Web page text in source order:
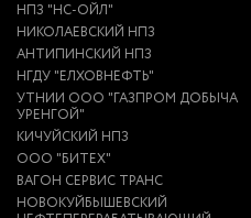
НПЗ "НС-ОЙЛ"
НИКОЛАЕВСКИЙ НПЗ
АНТИПИНСКИЙ НПЗ
НГДУ "ЕЛХОВНЕФТЬ"
УТНИИ ООО "ГАЗПРОМ ДОБЫЧА
УРЕНГОЙ"
КИЧУЙСКИЙ НПЗ
ООО "БИТЕХ"
ВАГОН СЕРВИС ТРАНС
НОВОКУЙБЫШЕВСКИЙ